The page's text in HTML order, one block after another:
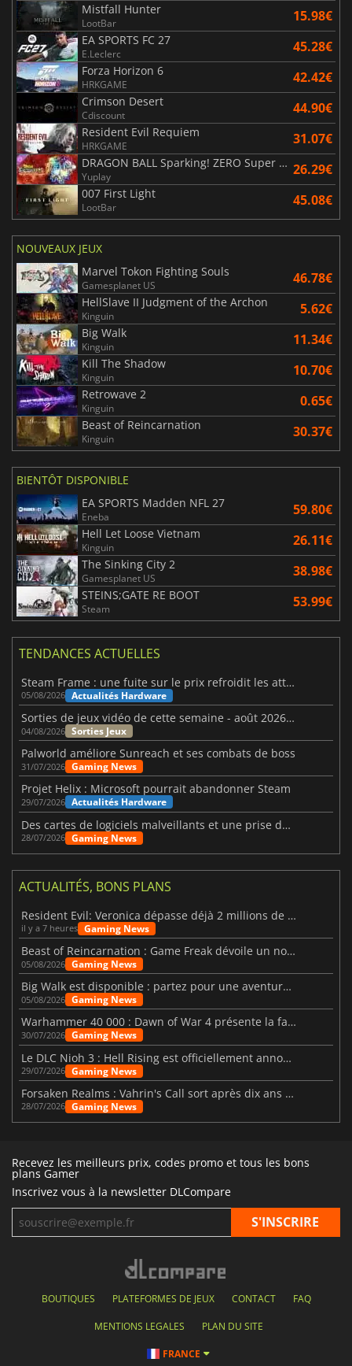
Mistfall Hunter
LootBar 15.98€
EA SPORTS FC 27
E.Leclerc 45.28€
Forza Horizon 6
HRKGAME 42.42€
Crimson Desert
Cdiscount 44.90€
Resident Evil Requiem
HRKGAME 31.07€
DRAGON BALL Sparking! ZERO Super Limit Breaking NEO
Yuplay 26.29€
007 First Light
LootBar 45.08€
NOUVEAUX JEUX
Marvel Tokon Fighting Souls
Gamesplanet US 46.78€
HellSlave II Judgment of the Archon
Kinguin 5.62€
Big Walk
Kinguin 11.34€
Kill The Shadow
Kinguin 10.70€
Retrowave 2
Kinguin 0.65€
Beast of Reincarnation
Kinguin 30.37€
BIENTÔT DISPONIBLE
EA SPORTS Madden NFL 27
Eneba 59.80€
Hell Let Loose Vietnam
Kinguin 26.11€
The Sinking City 2
Gamesplanet US 38.98€
STEINS;GATE RE BOOT
Steam 53.99€
TENDANCES ACTUELLES
Steam Frame : une fuite sur le prix refroidit les attentes VR
05/08/2026 Actualités Hardware
Sorties de jeux vidéo de cette semaine - août 2026 (semaine 32)
04/08/2026 Sorties Jeux
Palworld améliore Sunreach et ses combats de boss
31/07/2026 Gaming News
Projet Helix : Microsoft pourrait abandonner Steam
29/07/2026 Actualités Hardware
Des cartes de logiciels malveillants et une prise de contrôle de Discord ont touché Meccha Chameleon
28/07/2026 Gaming News
ACTUALITÉS, BONS PLANS
Resident Evil: Veronica dépasse déjà 2 millions de wishlists
il y a 7 heures Gaming News
Beast of Reincarnation : Game Freak dévoile un nouveau pari
05/08/2026 Gaming News
Big Walk est disponible : partez pour une aventure entre amis
05/08/2026 Gaming News
Warhammer 40 000 : Dawn of War 4 présente la faction des Nécrons
30/07/2026 Gaming News
Le DLC Nioh 3 : Hell Rising est officiellement annoncé
29/07/2026 Gaming News
Forsaken Realms : Vahrin's Call sort après dix ans de développement
28/07/2026 Gaming News
Recevez les meilleurs prix, codes promo et tous les bons
plans Gamer
Inscrivez vous à la newsletter DLCompare
BOUTIQUES PLATEFORMES DE JEUX CONTACT FAQ
MENTIONS LEGALES PLAN DU SITE
FRANCE